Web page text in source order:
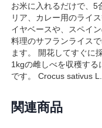
お米に入れるだけで、5
リア、カレー用のライ
イヤベースや、スペイ
料理のサフランライス
ます。 開花してすぐに
1kgの雌しべを収穫す
です。 Crocus sativus L.
関連商品